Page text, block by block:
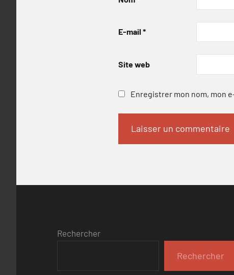
E-mail *
Site web
Enregistrer mon nom, mon
Rechercher
Rechercher